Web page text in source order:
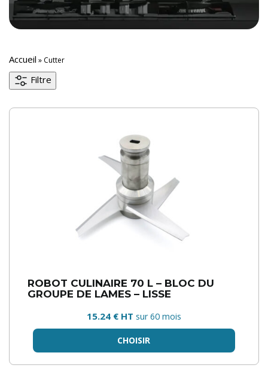
Accueil » Cutter
Filtre
ROBOT CULINAIRE 70 L – BLOC DU
GROUPE DE LAMES – LISSE
15.24 € HT sur 60 mois
CHOISIR